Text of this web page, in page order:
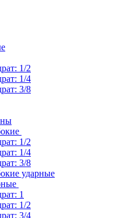
1/2
1/4
3/8
1/2
1/4
3/8
ударные
1
1/2
3/4